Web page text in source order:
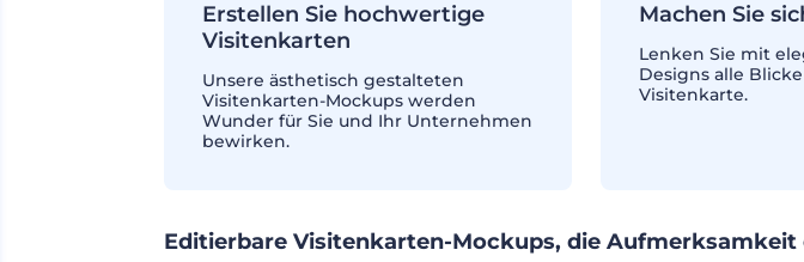
Erstellen Sie hochwertige
Visitenkarten
Unsere ästhetisch gestalteten
Visitenkarten-Mockups werden
Wunder für Sie und Ihr Unternehmen
bewirken.
Machen Sie
Lenken Sie mit
Designs alle
Visitenkarte.
Editierbare Visitenkarten-Mockups, die Aufmerksamkeit